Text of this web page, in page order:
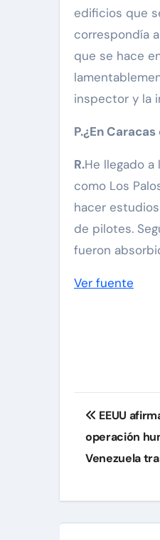
edificios que
correspondía
que se hace
inspector y la
P.¿En
R.He llegado
como Los
hacer
de pilotes.
fueron
Ver fuente
de
EEUU
operación
Venezuela